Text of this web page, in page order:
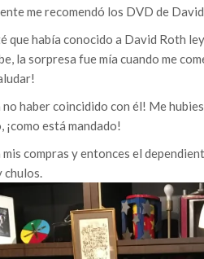
me recomendó los DVD de
que había conocido a David Roth
la sorpresa fue mía cuando me
no haber coincidido con él! Me
está mandado!
mis compras y entonces el
chulos.